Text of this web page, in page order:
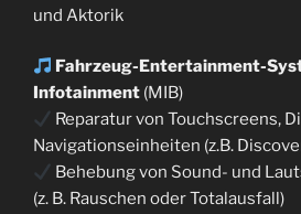
und Aktorik
Fahrzeug-Entertainment-
Infotainment (MIB)
Reparatur von Touchscreens,
Navigationseinheiten (z.B.
Behebung von Sound- und
(z. B. Rauschen oder Totalausfall)